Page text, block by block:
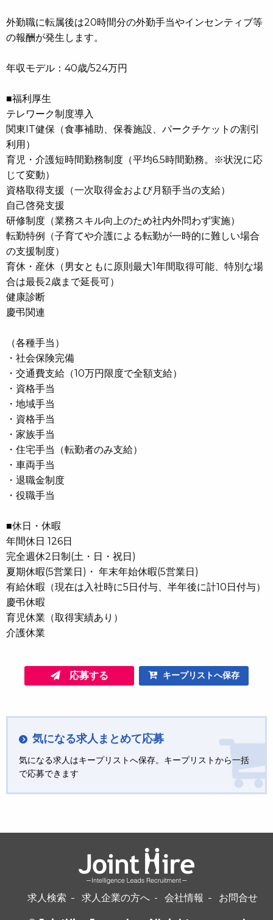
外勤職に転属後は20時間分の外勤手当やインセンティブ等
の報酬が発生します。
年収モデル：40歳/524万円
■福利厚生
テレワーク制度導入
関東IT健保（食事補助、保養施設、パークチケットの割引
利用）
育児・介護短時間勤務制度（平均6.5時間勤務。※状況に応
じて変動）
資格取得支援（一次取得金および月額手当の支給）
自己啓発支援
研修制度（業務スキル向上のため社内外問わず実施）
転勤特例（子育てや介護による転勤が一時的に難しい場合
の支援制度）
育休・産休（男女ともに原則最大1年間取得可能、特別な場
合は最長2歳まで延長可）
健康診断
慶弔関連
（各種手当）
・社会保険完備
・交通費支給（10万円限度で全額支給）
・資格手当
・地域手当
・資格手当
・家族手当
・住宅手当（転勤者のみ支給）
・車両手当
・退職金制度
・役職手当
■休日・休暇
年間休日 126日
完全週休2日制(土・日・祝日)
夏期休暇(5営業日)・ 年末年始休暇(5営業日)
有給休暇（現在は入社時に5日付与、半年後に計10日付与）
慶弔休暇
育児休業（取得実績あり）
介護休業
応募する キープリストへ保存
気になる求人まとめて応募
気になる求人はキープリストへ保存。キープリストから一括
で応募できます
求人検索 求人企業の方へ 会社情報 お問合せ